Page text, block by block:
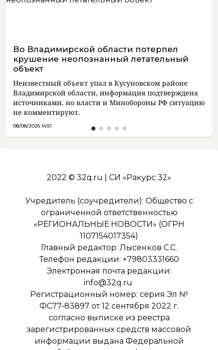
Во Владимирской области потерпел
крушение неопознанный летательный
объект
Неизвестный объект упал в Кусуновском районе
Владимирской области, информация подтверждена
источниками, но власти и Минобороны РФ ситуацию
не комментируют.
08/08/2026 14:51
2022 © 32q.ru | СИ «Ракурс 32»
Учредитель (соучредители): Общество с
ограниченной ответственностью
«РЕГИОНАЛЬНЫЕ НОВОСТИ» (ОГРН
1107154017354)
Главный редактор: Лысенков С.С.
Телефон редакции: +79803331660
Электронная почта редакции:
info@32q.ru
Регистрационный номер: серия Эл №
ФС77-83897 от 12 сентября 2022 г.
согласно выписке из реестра
зарегистрированных средств массовой
информации выдана Федеральной